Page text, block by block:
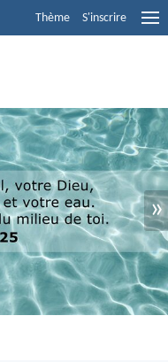
Thème S'inscrire
»